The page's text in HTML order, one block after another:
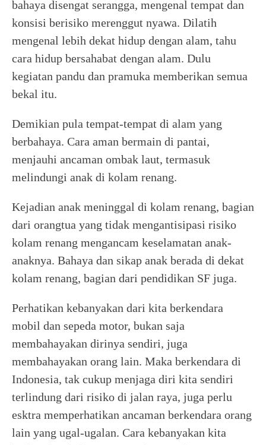
bahaya disengat serangga, mengenal tempat dan
konsisi berisiko merenggut nyawa. Dilatih
mengenal lebih dekat hidup dengan alam, tahu
cara hidup bersahabat dengan alam. Dulu
kegiatan pandu dan pramuka memberikan semua
bekal itu.
Demikian pula tempat-tempat di alam yang
berbahaya. Cara aman bermain di pantai,
menjauhi ancaman ombak laut, termasuk
melindungi anak di kolam renang.
Kejadian anak meninggal di kolam renang, bagian
dari orangtua yang tidak mengantisipasi risiko
kolam renang mengancam keselamatan anak-
anaknya. Bahaya dan sikap anak berada di dekat
kolam renang, bagian dari pendidikan SF juga.
Perhatikan kebanyakan dari kita berkendara
mobil dan sepeda motor, bukan saja
membahayakan dirinya sendiri, juga
membahayakan orang lain. Maka berkendara di
Indonesia, tak cukup menjaga diri kita sendiri
terlindung dari risiko di jalan raya, juga perlu
esktra memperhatikan ancaman berkendara orang
lain yang ugal-ugalan. Cara kebanyakan kita